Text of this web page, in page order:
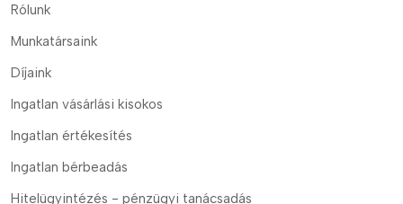
Rólunk
Munkatársaink
Díjaink
Ingatlan vásárlási kisokos
Ingatlan értékesítés
Ingatlan bérbeadás
Hitelügyintézés - pénzügyi tanácsadás